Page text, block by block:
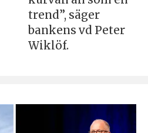
trend”, säger
bankens vd Peter
Wiklöf.